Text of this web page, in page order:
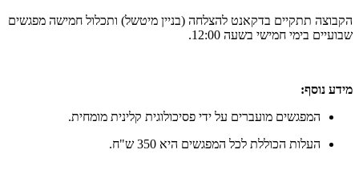
הקבוצה תתקיים בדקאנט להצלחה (בניין מיטשל) ותכלול חמישה מפגשים
שבועיים בימי חמישי בשעה 12:00.
מידע נוסף:
המפגשים מועברים על ידי פסיכולוגית קלינית מומחית.
העלות הכוללת לכל המפגשים היא 350 ש"ח.